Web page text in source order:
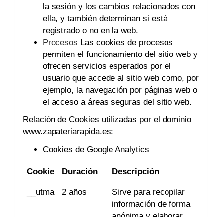
la sesión y los cambios relacionados con
ella, y también determinan si está
registrado o no en la web.
Procesos Las cookies de procesos
permiten el funcionamiento del sitio web y
ofrecen servicios esperados por el
usuario que accede al sitio web como, por
ejemplo, la navegación por páginas web o
el acceso a áreas seguras del sitio web.
Relación de Cookies utilizadas por el dominio
www.zapateriarapida.es:
Cookies de Google Analytics
Cookie Duración Descripción
__utma 2 años
Sirve para recopilar
información de forma